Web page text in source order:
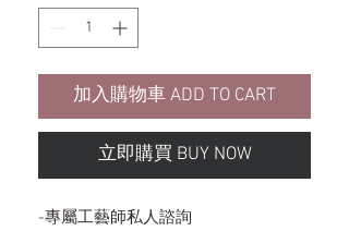
加入購物車 ADD TO CART
立即購買 BUY NOW
-專屬工藝師私人諮詢